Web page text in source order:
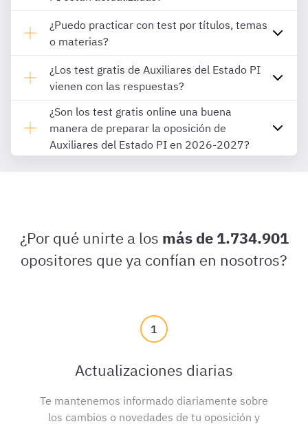
¿Puedo practicar con test por títulos, temas
o materias?
¿Los test gratis de Auxiliares del Estado PI
vienen con las respuestas?
¿Son los test gratis online una buena
manera de preparar la oposición de
Auxiliares del Estado PI en 2026-2027?
¿Por qué unirte a los más de 1.734.901
opositores que ya confían en nosotros?
1
Actualizaciones diarias
Te mantenemos informado diariamente sobre
los cambios o novedades de tu oposición y